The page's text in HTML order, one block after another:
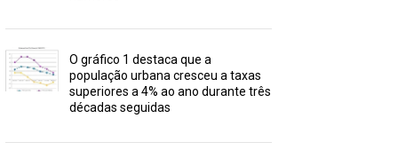
O gráfico 1 destaca que a
população urbana cresceu a taxas
superiores a 4% ao ano durante três
décadas seguidas